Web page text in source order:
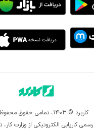
کاربرد © ۱۴۰۳، تمامی حقوق محفوظ است.
کاریابی الکترونیکی از وزارت